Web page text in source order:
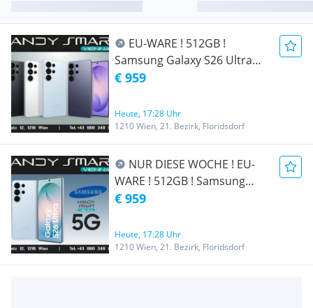
EU-WARE ! 512GB !
Samsung Galaxy S26 Ultra
S948B/DS 512GB in Allen
Versiegelt/ Werksoffen, Frei
Für Alle Simkarten/ Mit 24
Monate Hersteller Garantie/
Nur bei Handy Smart Vienna
€ 959
Heute, 17:28 Uhr
1210 Wien, 21. Bezirk, Floridsdorf
NUR DIESE WOCHE ! EU-
WARE ! 512GB ! Samsung
Galaxy S26 Ultra S948B/DS
Nagelneu, Org. Versiegelt/
Werksoffen, Frei Für Alle
Simkarten/ Mit 24 Monate
€ 959
Heute, 17:28 Uhr
1210 Wien, 21. Bezirk, Floridsdorf